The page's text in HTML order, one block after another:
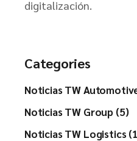
digitalización.
Categories
Noticias TW
Noticias TW Group (5)
Noticias TW Logistics